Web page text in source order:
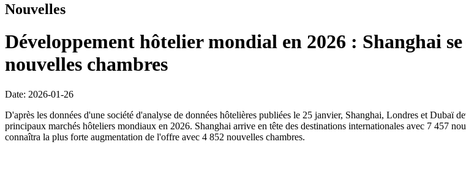
Nouvelles
Développement hôtelier mondial en 2026 : Shanghai
nouvelles chambres
Date: 2026-01-26
D'après les données d'une société d'analyse de données hôtelières publiées le 25 janvier, Shanghai, Londres et Dubaï
principaux marchés hôteliers mondiaux en 2026. Shanghai arrive en tête des destinations internationales avec 7 457
connaîtra la plus forte augmentation de l'offre avec 4 852 nouvelles chambres.